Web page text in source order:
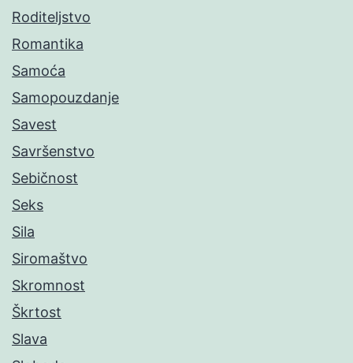
Roditeljstvo
Romantika
Samoća
Samopouzdanje
Savest
Savršenstvo
Sebičnost
Seks
Sila
Siromaštvo
Skromnost
Škrtost
Slava